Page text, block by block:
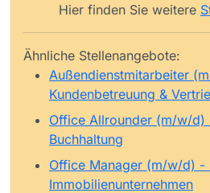
Hier finden Sie weitere
Ähnliche Stellenangebote:
Außendienstmitarbeiter
Kundenbetreuung &
Office Allrounder (m/w/d)
Buchhaltung
Office Manager (m/w/d) -
Immobilienunternehmen